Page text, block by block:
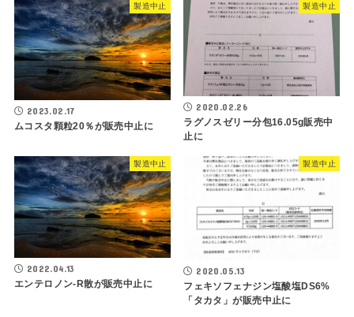
製造中止
2023.02.17
ムコスタ顆粒20％が販売中止に
製造中止
2020.02.26
ラグノスゼリー分包16.05g販売中
止に
製造中止
2022.04.13
エンテロノン‐R散が販売中止に
製造中止
2020.05.13
フェキソフェナジン塩酸塩DS6%
「タカタ」が販売中止に